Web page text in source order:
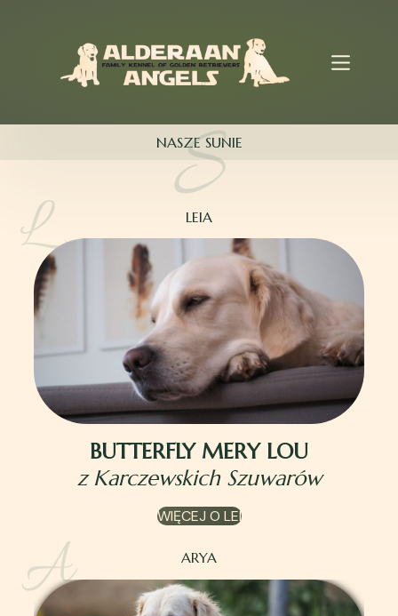
NASZE SUNIE
LEIA
BUTTERFLY MERY LOU
z Karczewskich Szuwarów
WIĘCEJ O LEI
ARYA